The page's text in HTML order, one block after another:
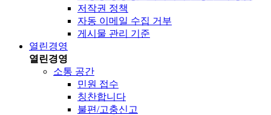
저작권 정책
자동 이메일 수집 거부
게시물 관리 기준
열린경영
열린경영
소통 공간
민원 접수
칭찬합니다
불편/고충신고